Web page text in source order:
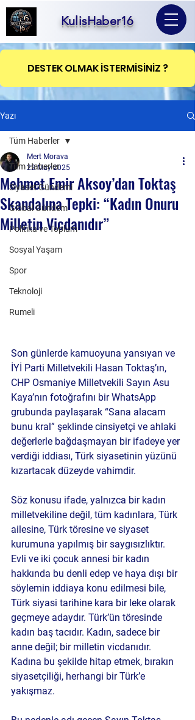
KulisHaber16
DESTEK OLMAK İSTERMİSİNİZ ?
Yazı
Tüm Haberler
Siyaset Gündemi
Global Gündem
Politika ve Toplum
Sosyal Yaşam
Spor
Teknoloji
Rumeli
Tüm Haberler
Mehmet Emir Aksoy’dan Toktaş
Skandalına Tepki: “Kadın Onuru
Milletin Vicdanıdır”
Mert Morava
22 May 2025
Son günlerde kamuoyuna yansıyan ve
İYİ Parti Milletvekili Hasan Toktaş’ın,
CHP Osmaniye Milletvekili Sayın Asu
Kaya’nın fotoğrafını bir WhatsApp
grubunda paylaşarak “Sana alacam
bunu kral” şeklinde cinsiyetçi ve ahlaki
değerlerle bağdaşmayan bir ifadeye yer
verdiği iddiası, Türk siyasetinin yüzünü
kızartacak düzeyde vahimdir.
Söz konusu ifade, yalnızca bir kadın
milletvekiline değil, tüm kadınlara, Türk
ailesine, Türk töresine ve siyaset
kurumuna yapılmış bir saygısızlıktır.
Evli ve iki çocuk annesi bir kadın
hakkında bu denli edep ve haya dışı bir
söylemin iddiaya konu edilmesi bile,
Türk siyasi tarihine kara bir leke olarak
geçmeye adaydır. Türk’ün töresinde
kadın baş tacıdır. Kadın, sadece bir
anne değil; bir milletin vicdanıdır.
Kadına bu şekilde hitap etmek, bırakın
siyasetçiliği, herhangi bir Türk’e
yakışmaz.